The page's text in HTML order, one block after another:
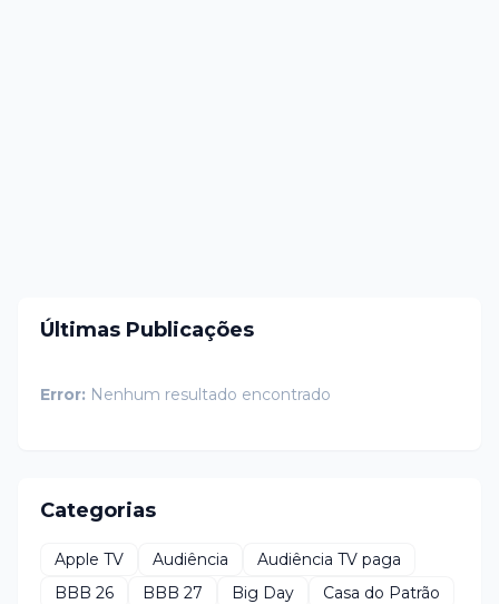
Últimas Publicações
Error: Nenhum resultado encontrado
Categorias
Apple TV Audiência
Audiência TV paga
BBB 26
BBB 27 Big Day
Casa do Patrão